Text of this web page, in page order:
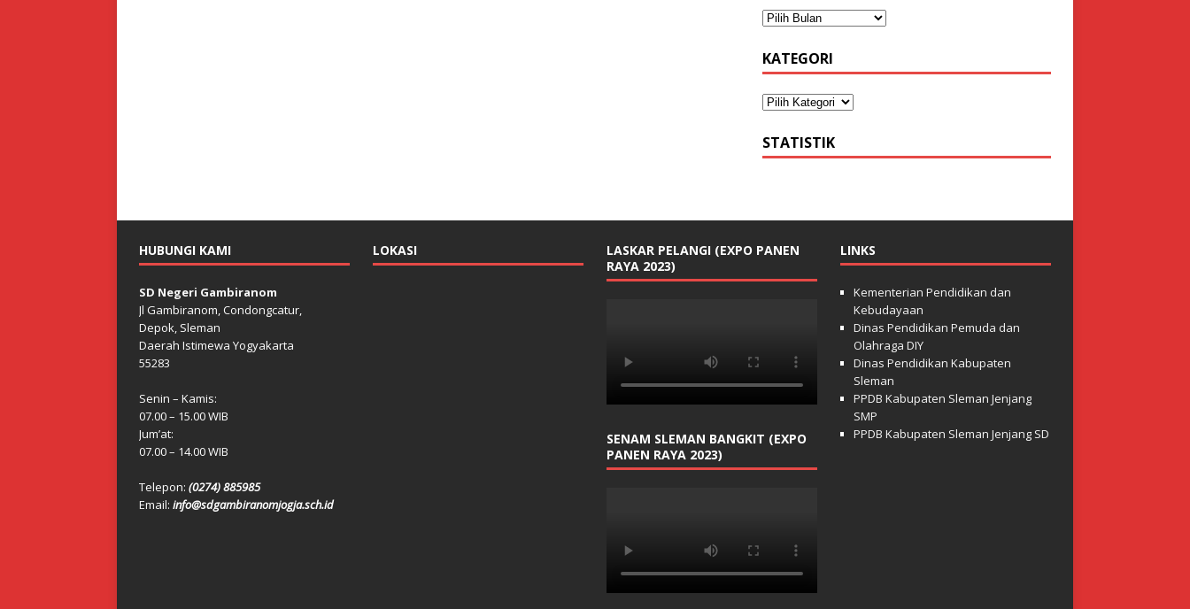
KATEGORI
STATISTIK
HUBUNGI KAMI
SD Negeri Gambiranom
Jl Gambiranom, Condongcatur,
Depok, Sleman
Daerah Istimewa Yogyakarta
55283
Senin – Kamis:
07.00 – 15.00 WIB
Jum’at:
07.00 – 14.00 WIB
Telepon: (0274) 885985
Email: info@sdgambiranomjogja.sch.id
LOKASI
LASKAR PELANGI (EXPO PANEN
RAYA 2023)
SENAM SLEMAN BANGKIT (EXPO
PANEN RAYA 2023)
LINKS
Kementerian Pendidikan dan
Kebudayaan
Dinas Pendidikan Pemuda dan
Olahraga DIY
Dinas Pendidikan Kabupaten
Sleman
PPDB Kabupaten Sleman Jenjang
SMP
PPDB Kabupaten Sleman Jenjang SD